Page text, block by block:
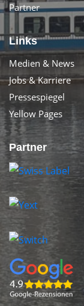
Partner
Links
Medien & News
Jobs & Karriere
Pressespiegel
Yellow Pages
Partner